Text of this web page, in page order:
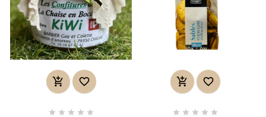
 
    
 
    